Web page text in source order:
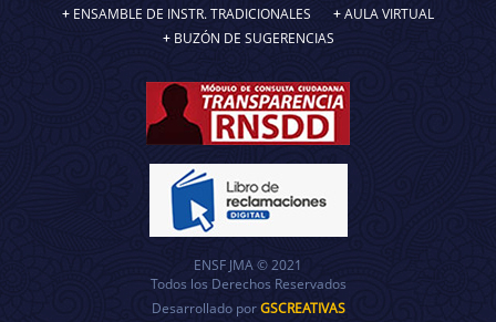
ENSAMBLE DE INSTR. TRADICIONALES
AULA VIRTUAL
BUZÓN DE SUGERENCIAS
ENSF JMA © 2021
Todos los Derechos Reservados
Desarrollado porGSCREATIVAS